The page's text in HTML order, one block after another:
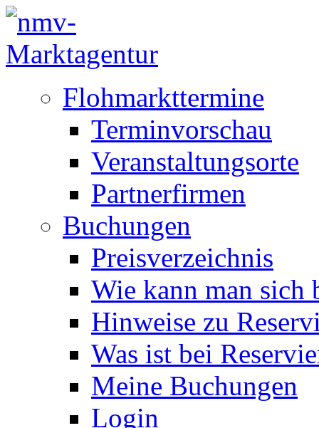
Flohmarkttermine
Terminvorschau
Veranstaltungsorte
Partnerfirmen
Buchungen
Preisverzeichnis
Wie kann man sich
Hinweise zu
Was ist bei
Meine Buchungen
Login